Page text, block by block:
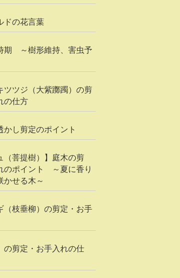
ドの花言葉
期 ～樹形維持、害虫予
ツツジ（大紫躑躅）の剪
の仕方
かし剪定のポイント
（菩提樹）】庭木の剪
のポイント ～夏に香り
かせる木～
（枝垂柳）の剪定・お手
の剪定・お手入れの仕